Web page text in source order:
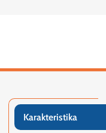
Karakteristika